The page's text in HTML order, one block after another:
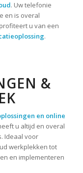
. Uw telefonie
en is overal
u van een
.
&
en online
u altijd en overal
Ideaal voor
werkplekken tot
en implementeren